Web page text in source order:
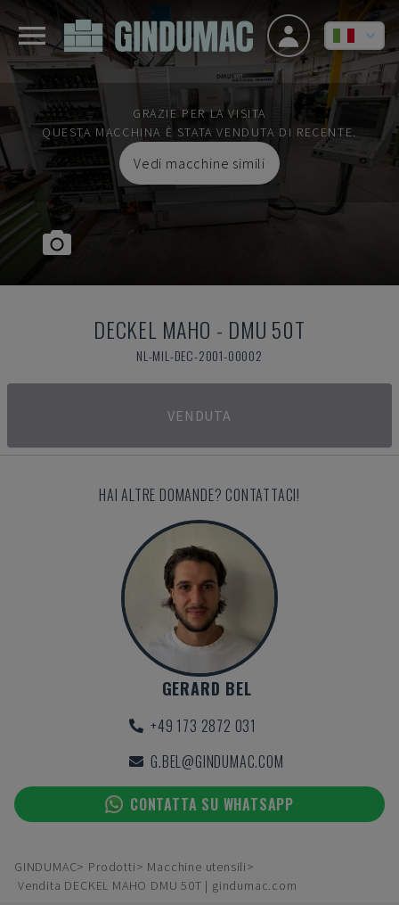
GRAZIE PER LA VISITA
QUESTA MACCHINA È STATA VENDUTA DI RECENTE.
Vedi macchine simili
DECKEL MAHO - DMU 50T
NL-MIL-DEC-2001-00002
VENDUTA
HAI ALTRE DOMANDE? CONTATTACI!
GERARD BEL
+49 173 2872 031
G.BEL@GINDUMAC.COM
CONTATTA SU WHATSAPP
GINDUMAC Prodotti
Macchine utensili
Vendita DECKEL MAHO DMU 50T | gindumac.com